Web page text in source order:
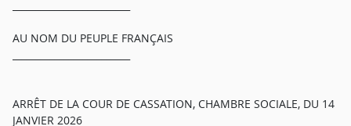
AU NOM DU PEUPLE FRANÇAIS
ARRÊT DE LA COUR DE CASSATION, CHAMBRE SOCIALE, DU 14
JANVIER 2026